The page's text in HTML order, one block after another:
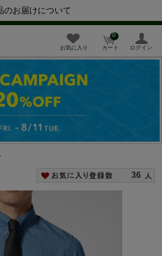
お届けについて
お気に入り カート
0
ログイン
36